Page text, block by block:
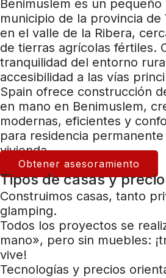
Benimuslem es un
municipio de la provincia de
en el valle de la Ribera,
de tierras agrícolas fértiles.
tranquilidad del entorno
accesibilidad a las vías
Spain ofrece construcción
en mano en Benimuslem,
modernas, eficientes y
para residencia
vivienda.
Obtener asesoramiento
Tipos de casas y
Construimos casas, tanto
glamping.
Todos los proyectos se
mano», pero sin muebles:
vive!
Tecnologías y precios